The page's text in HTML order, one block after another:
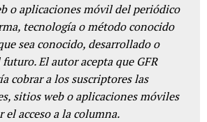
o aplicaciones móvil del periódico
tecnología o método conocido
sea conocido, desarrollado o
El autor acepta que GFR
cobrar a los suscriptores las
sitios web o aplicaciones móviles
el acceso a la columna.